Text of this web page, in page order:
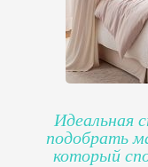
Идеальная
подобрать
который